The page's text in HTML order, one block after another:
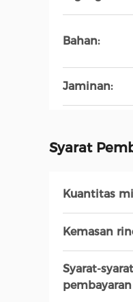
Bahan:
Jaminan:
Syarat
Kuantitas
Kemasan
Syarat-syarat
pembayaran